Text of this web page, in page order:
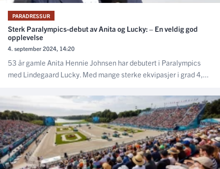
PARADRESSUR
Sterk Paralympics-debut av Anita og Lucky: – En veldig god
opplevelse
4. september 2024, 14:20
53 år gamle Anita Hennie Johnsen har debutert i Paralympics
med Lindegaard Lucky. Med mange sterke ekvipasjer i grad 4,...